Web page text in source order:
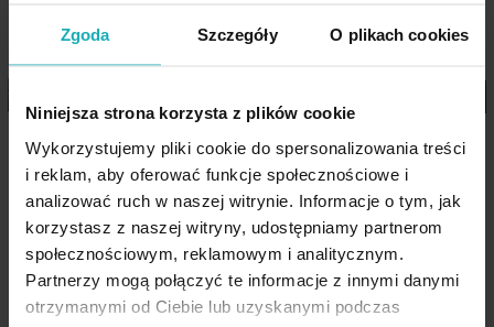
Zgoda Szczegóły O plikach cookies
Niniejsza strona korzysta z plików cookie
Wykorzystujemy pliki cookie do spersonalizowania treści
i reklam, aby oferować funkcje społecznościowe i
analizować ruch w naszej witrynie. Informacje o tym, jak
korzystasz z naszej witryny, udostępniamy partnerom
społecznościowym, reklamowym i analitycznym.
Partnerzy mogą połączyć te informacje z innymi danymi
otrzymanymi od Ciebie lub uzyskanymi podczas
Zamek błyskawiczny – szybka wymiana poszewki
Dostępna w wielu kolorach i rozmiarach
Styl: elegancki, przytulny, nowoczesny
Idealna do salonu, sypialni i pokoju dziennego
do listy życzeń
Poszewka na poduszkę 30x50
cm pudrowa z miękkiej
futrzanej tkaniny NINA
Eurofirany
24,90 zł
Dodaj do koszyka Dodaj do listy życzeń
Poszewka na poduszkę 60x60
cm pudrowa z miękkiej
futrzanej tkaniny NINA
Eurofirany
43,90 zł
Dodaj do koszyka